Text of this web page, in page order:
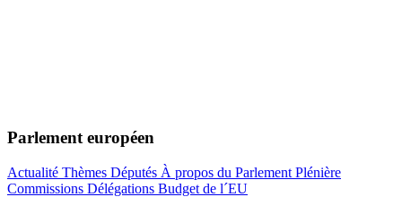
Parlement européen
Actualité Thèmes Députés À propos du Parlement Plénière
Commissions Délégations Budget de l´EU